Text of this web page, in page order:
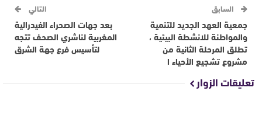
السابق
جمعية العهد الجديد للتنمية
والمواطنة للانشطة البيئية ،
تطلق المرحلة الثانية من
مشروع تشجيع الأحياء ا
التالي
بعد جهات الصحراء الفيدرالية
المغربية لناشري الصحف تتجه
لتأسيس فرع جهة الشرق
تعليقات الزوار